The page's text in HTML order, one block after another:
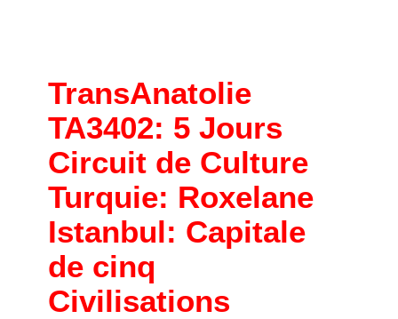
TransAnatolie
TA3402: 5 Jours
Circuit de Culture
Turquie: Roxelane
Istanbul: Capitale
de cinq
Civilisations